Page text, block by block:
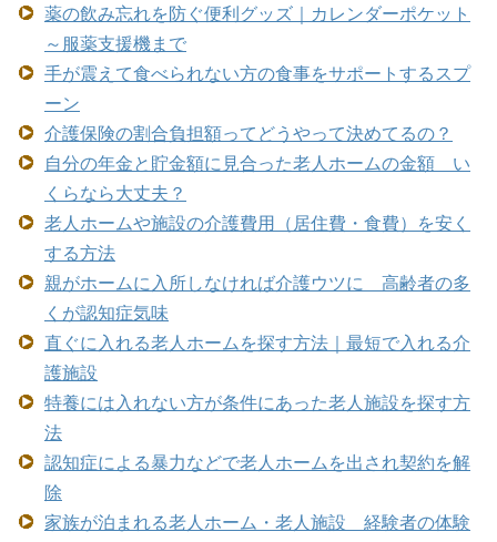
薬の飲み忘れを防ぐ便利グッズ｜カレンダーポケット
～服薬支援機まで
手が震えて食べられない方の食事をサポートするスプ
ーン
介護保険の割合負担額ってどうやって決めてるの？
自分の年金と貯金額に見合った老人ホームの金額 い
くらなら大丈夫？
老人ホームや施設の介護費用（居住費・食費）を安く
する方法
親がホームに入所しなければ介護ウツに 高齢者の多
くが認知症気味
直ぐに入れる老人ホームを探す方法｜最短で入れる介
護施設
特養には入れない方が条件にあった老人施設を探す方
法
認知症による暴力などで老人ホームを出され契約を解
除
家族が泊まれる老人ホーム・老人施設 経験者の体験